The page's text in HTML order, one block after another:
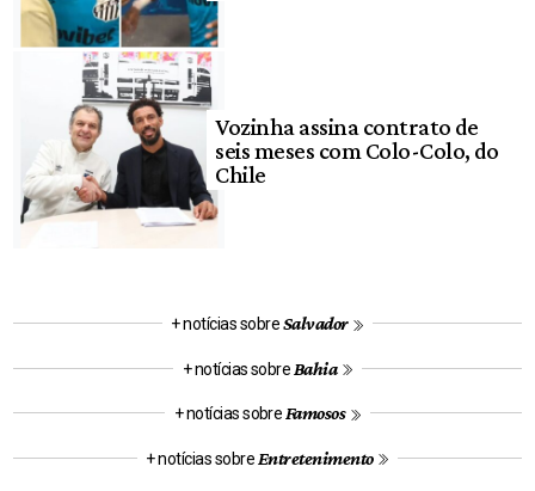
Vozinha assina contrato de
seis meses com Colo-Colo, do
Chile
+ notícias sobreSalvador
+ notícias sobre Bahia
+ notícias sobre Famosos
+ notícias sobre Entretenimento